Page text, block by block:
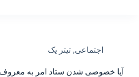
اجتماعی, تیتر یک
آیا خصوصی شدن ستاد امر به